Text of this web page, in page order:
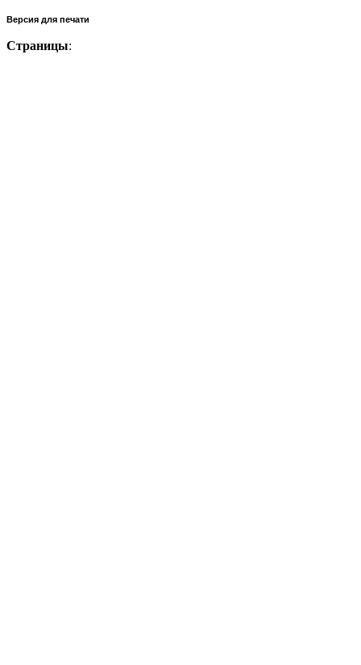
Версия для печати
Страницы: